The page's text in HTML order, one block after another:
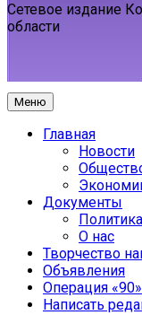
Сетевое издание
области
Меню
Главная
Новости
Документы
О нас
Творчество
Объявления
Операция «90»
Написать